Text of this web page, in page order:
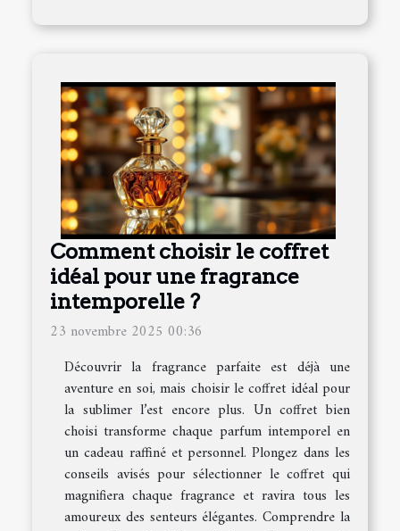
Comment choisir le coffret
idéal pour une fragrance
intemporelle ?
23 novembre 2025 00:36
Découvrir la fragrance parfaite est déjà une
aventure en soi, mais choisir le coffret idéal pour
la sublimer l’est encore plus. Un coffret bien
choisi transforme chaque parfum intemporel en
un cadeau raffiné et personnel. Plongez dans les
conseils avisés pour sélectionner le coffret qui
magnifiera chaque fragrance et ravira tous les
amoureux des senteurs élégantes. Comprendre la